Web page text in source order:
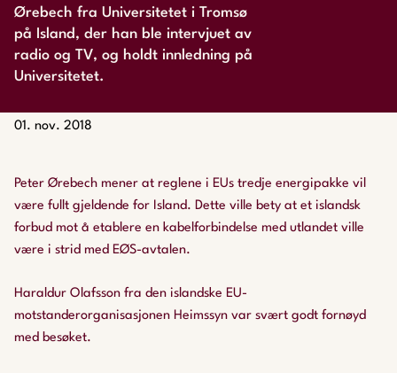
01. nov. 2018
Ørebech fra Universitetet i Tromsø
på Island, der han ble intervjuet av
radio og TV, og holdt innledning på
Universitetet.
Peter Ørebech mener at reglene i EUs tredje energipakke vil
være fullt gjeldende for Island. Dette ville bety at et islandsk
forbud mot å etablere en kabelforbindelse med utlandet ville
være i strid med EØS-avtalen.
Haraldur Olafsson fra den islandske EU-
motstanderorganisasjonen Heimssyn var svært godt fornøyd
med besøket.